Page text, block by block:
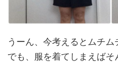
うーん、今考えるとムチム
でも、服を着てしまえば